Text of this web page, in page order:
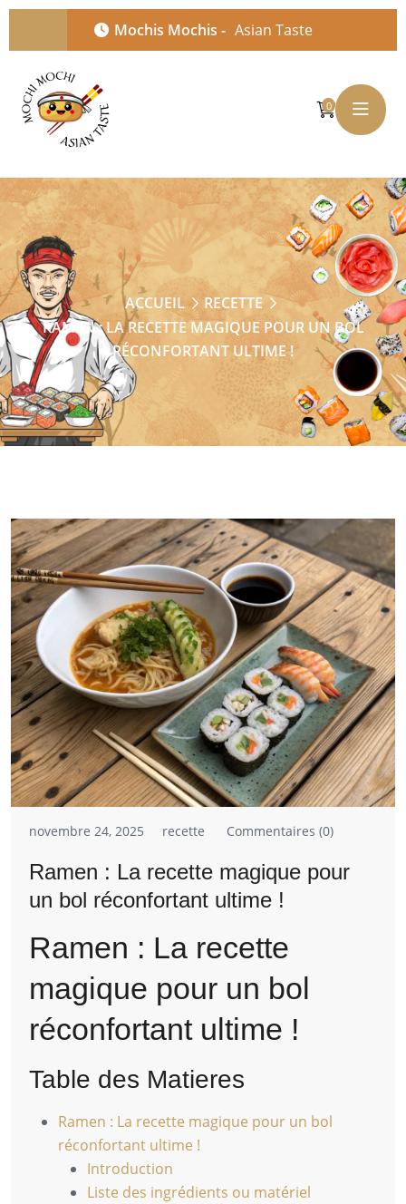
Mochis Mochis - Asian Taste
0
ACCUEIL
RECETTE
RAMEN : LA RECETTE MAGIQUE POUR UN BOL
RÉCONFORTANT ULTIME !
novembre 24, 2025 recette Commentaires (0)
Ramen : La recette magique pour
un bol réconfortant ultime !
Ramen : La recette
magique pour un bol
réconfortant ultime !
Table des Matieres
Ramen : La recette magique pour un bol
réconfortant ultime !
Introduction
Liste des ingrédients ou matériel